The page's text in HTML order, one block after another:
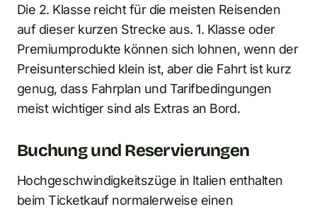
Die 2. Klasse reicht für die meisten Reisenden
auf dieser kurzen Strecke aus. 1. Klasse oder
Premiumprodukte können sich lohnen, wenn der
Preisunterschied klein ist, aber die Fahrt ist kurz
genug, dass Fahrplan und Tarifbedingungen
meist wichtiger sind als Extras an Bord.
Buchung und Reservierungen
Hochgeschwindigkeitszüge in Italien enthalten
beim Ticketkauf normalerweise einen